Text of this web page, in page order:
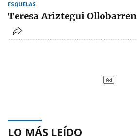
ESQUELAS
Teresa Ariztegui Ollobarren
LO MÁS LEÍDO